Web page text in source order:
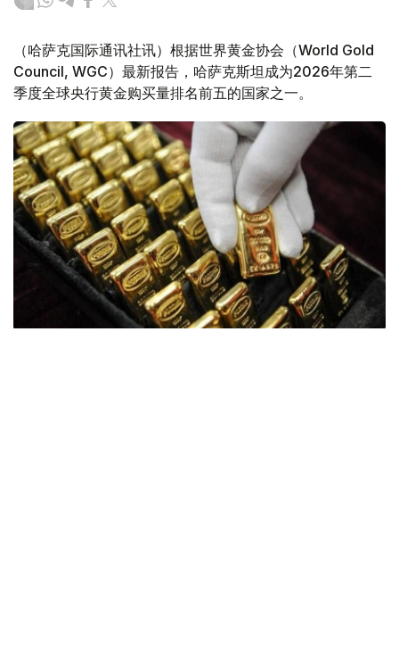
（哈萨克国际通讯社讯）根据世界黄金协会（World Gold
Council, WGC）最新报告，哈萨克斯坦成为2026年第二
季度全球央行黄金购买量排名前五的国家之一。